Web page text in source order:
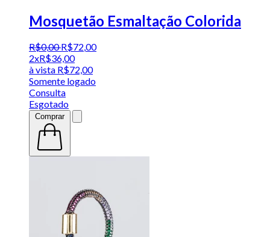
Mosquetão Esmaltação Colorida
R$0,00 R$72,00
2xR$36,00
à vista R$72,00
Somente logado
Consulta
Esgotado
Comprar